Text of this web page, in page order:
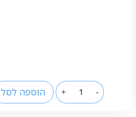
-
+ הוספה לסל